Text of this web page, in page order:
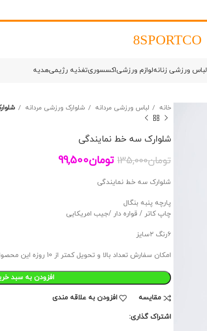
8SPORTCO
لباس ورزشی زنانهلوازم ورزشیاکسسوریتغذیه رژیمیهدیه
خانه لباس ورزشی مردانه شلوارک ورزشی مردانه
شلوارک سه خط نمایندگی
تومان135,000 تومان99,500
شلوارک سه خط نمایندگی
پارچه پنبه بنگال
چاپ کاتر / قواره دار /جیب امریکایی
۶رنگ ۲سایز
امکان سفارش تعداد بالا و تحویل کمتر از 10 روزه این محصول وجود دارد.
افزودن به سبد
مقايسه افزودن به علاقه مندی
اشتراک گذاری: